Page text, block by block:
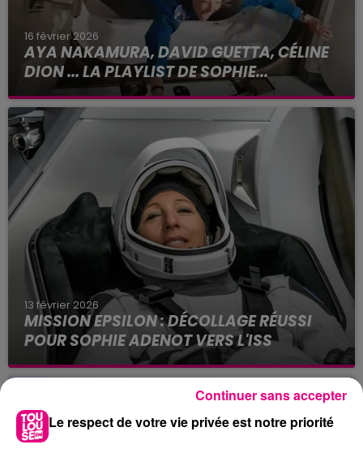
16 février 2026
AYA NAKAMURA, DAVID GUETTA, CÉLINE
DION ... LA PLAYLIST DE SOPHIE...
La deuxième astronaute française de l'histoire
passe neuf mois à bord de l'ISS avec 200
musiques. Intitulée « Dream Astro », cette playlist
est un...
13 février 2026
MISSION EPSILON : DÉCOLLAGE RÉUSSI
POUR SOPHIE ADENOT VERS L'ISS
Sophie Adenot devient ce vendredi 13 février
2026 la deuxième femme française à voyager
dans l'espace, 25 ans après Claudie Haigneré.
Le respect de votre vie privée est notre priorité
Continuer sans accepter